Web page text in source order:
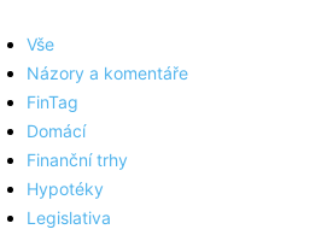
Vše
Názory a komentáře
FinTag
Domácí
Finanční trhy
Hypotéky
Legislativa